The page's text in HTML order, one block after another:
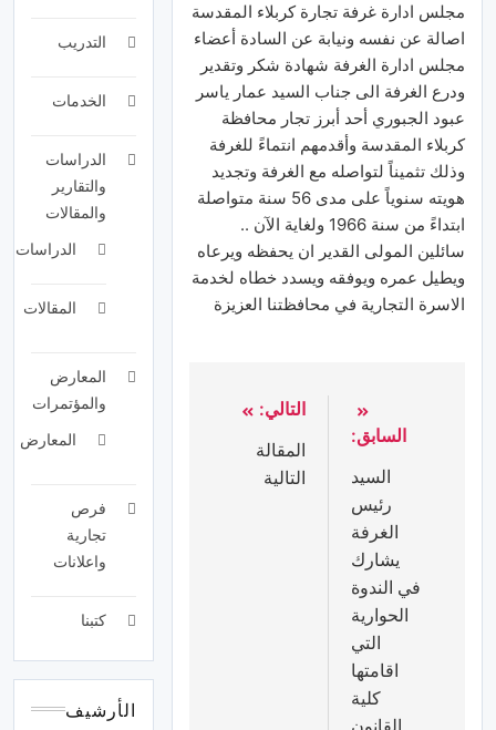
مجلس ادارة غرفة تجارة كربلاء المقدسة
اصالة عن نفسه ونيابة عن السادة أعضاء
مجلس ادارة الغرفة شهادة شكر وتقدير
ودرع الغرفة الى جناب السيد عمار ياسر
عبود الجبوري أحد أبرز تجار محافظة
كربلاء المقدسة وأقدمهم انتماءً للغرفة
وذلك تثميناً لتواصله مع الغرفة وتجديد
هويته سنوياً على مدى 56 سنة متواصلة
ابتداءً من سنة 1966 ولغاية الآن ..
سائلين المولى القدير ان يحفظه ويرعاه
ويطيل عمره ويوفقه ويسدد خطاه لخدمة
الاسرة التجارية في محافظتنا العزيزة
السابق:
السيد
رئيس
الغرفة
يشارك
في الندوة
الحوارية
التي
اقامتها
كلية
القانون
التالي:
المقالة
التالية
التدريب
الخدمات
الدراسات
والتقارير
والمقالات
الدراسات
المقالات
المعارض
والمؤتمرات
المعارض
فرص
تجارية
واعلانات
كتبنا
الأرشيف